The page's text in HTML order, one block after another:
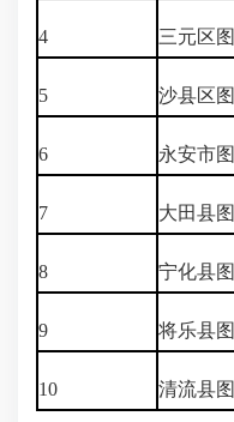
4 三元区
5 沙县区
6 永安市
7 大田县
8 宁化县
9 将乐县
10 清流县